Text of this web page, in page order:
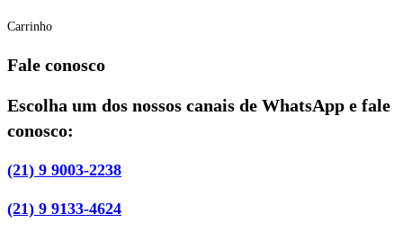
Carrinho
Fale conosco
Escolha um dos nossos canais de WhatsApp e fale
conosco:
(21) 9 9003-2238
(21) 9 9133-4624